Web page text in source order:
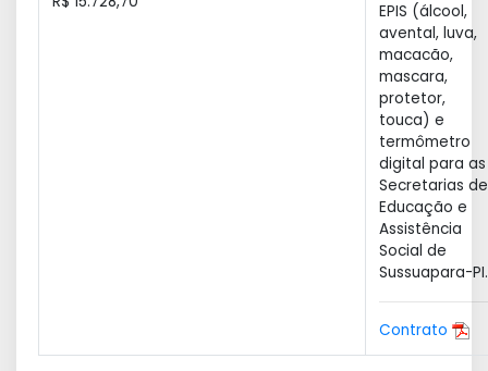
EPIS (álcool,
avental, luva,
macacão,
mascara,
protetor,
touca) e
termômetro
digital para as
Secretarias de
Educação e
Assistência
Social de
Sussuapara-PI.
Contrato